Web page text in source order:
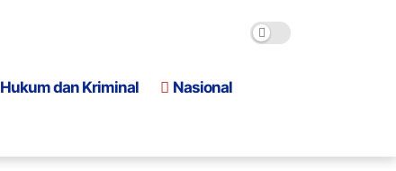
Hukum dan Kriminal Nasional